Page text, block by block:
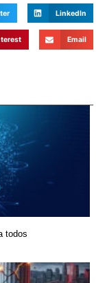
LinkedIn
Email
todos